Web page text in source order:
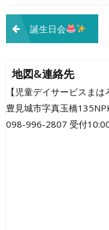
投
稿
ナ
ビ
ゲ
誕生日会
地図&連絡先
【児童デイサービスまは
豊見城市字真玉橋
098-996-2807 受付